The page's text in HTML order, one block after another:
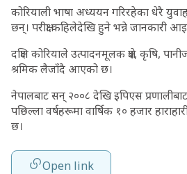
कोरियाली भाषा अध्ययन गरिरहेका धेरै
छन्। परीक्षा कहिलेदेखि हुने भन्ने जानकारी
दक्षिण कोरियाले उत्पादनमूलक क्षेत्र, कृषि,
श्रमिक लैजाँदै आएको छ।
नेपालबाट सन् २००८ देखि इपिएस
पछिल्ला वर्षहरूमा वार्षिक १० हजार
छ।
Open link